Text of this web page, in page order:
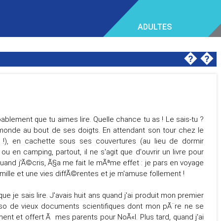
ADULTES
��
que tu aimes lire. Quelle chance tu as ! Le sais-tu ?
au bout de ses doigts. En attendant son tour chez le
en cachette sous ses couvertures (au lieu de dormir
en camping, partout, il ne s'agit que d'ouvrir un livre pour
j'Ã©cris, Ã§a me fait le mÃªme effet : je pars en voyage
et une vies diffÃ©rentes et je m'amuse follement !
je sais lire. J'avais huit ans quand j'ai produit mon premier
de vieux documents scientifiques dont mon pÃ¨re ne se
et offert Ã mes parents pour NoÃ«l. Plus tard, quand j'ai